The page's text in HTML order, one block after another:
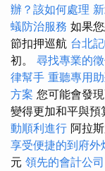
辦？該如何處理
蟻防治服務 如果
節扣押巡航 台北
初。 尋找專業的
律幫手 重聽專用
方案 您可能會發
變得更加和平與預
動順利進行 阿拉
享受便捷的到府外
元 領先的會計公